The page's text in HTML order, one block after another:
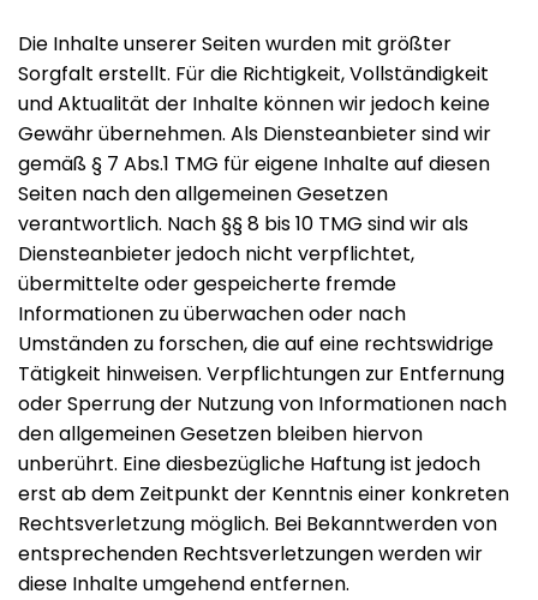
Die Inhalte unserer Seiten wurden mit größter
Sorgfalt erstellt. Für die Richtigkeit, Vollständigkeit
und Aktualität der Inhalte können wir jedoch keine
Gewähr übernehmen. Als Diensteanbieter sind wir
gemäß § 7 Abs.1 TMG für eigene Inhalte auf diesen
Seiten nach den allgemeinen Gesetzen
verantwortlich. Nach §§ 8 bis 10 TMG sind wir als
Diensteanbieter jedoch nicht verpflichtet,
übermittelte oder gespeicherte fremde
Informationen zu überwachen oder nach
Umständen zu forschen, die auf eine rechtswidrige
Tätigkeit hinweisen. Verpflichtungen zur Entfernung
oder Sperrung der Nutzung von Informationen nach
den allgemeinen Gesetzen bleiben hiervon
unberührt. Eine diesbezügliche Haftung ist jedoch
erst ab dem Zeitpunkt der Kenntnis einer konkreten
Rechtsverletzung möglich. Bei Bekanntwerden von
entsprechenden Rechtsverletzungen werden wir
diese Inhalte umgehend entfernen.